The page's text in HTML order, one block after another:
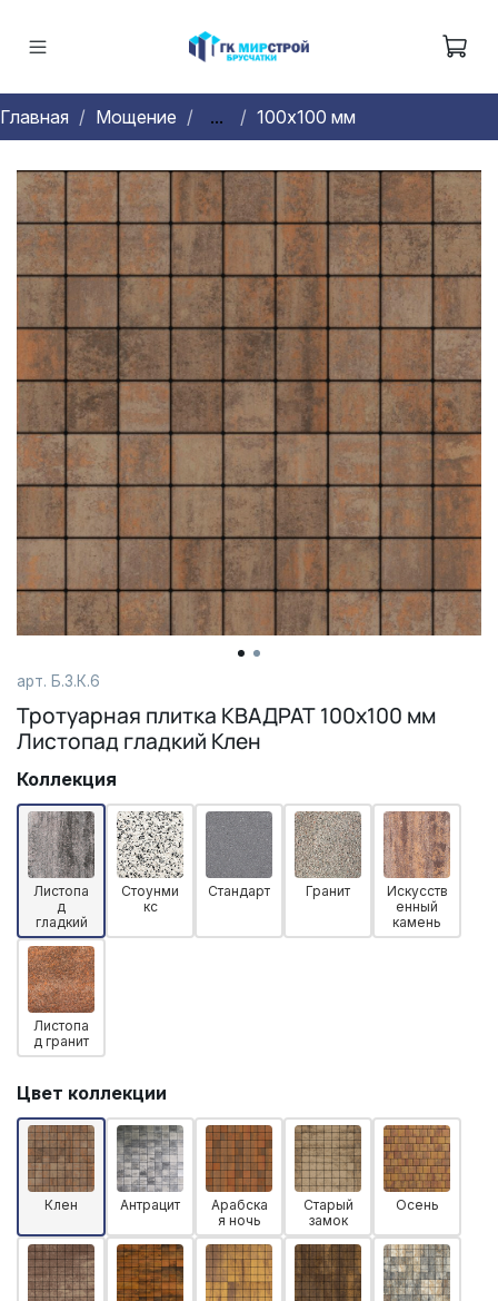
Главная Мощение ... 100х100 мм
арт. Б.3.К.6
Тротуарная плитка КВАДРАТ 100х100 мм
Листопад гладкий Клен
Коллекция
Листопа
д
гладкий
Стоунми
кс
Стандарт Гранит
Искусств
енный
камень
Листопа
д гранит
Цвет коллекции
Клен Антрацит
Арабска
я ночь
Старый
замок
Осень